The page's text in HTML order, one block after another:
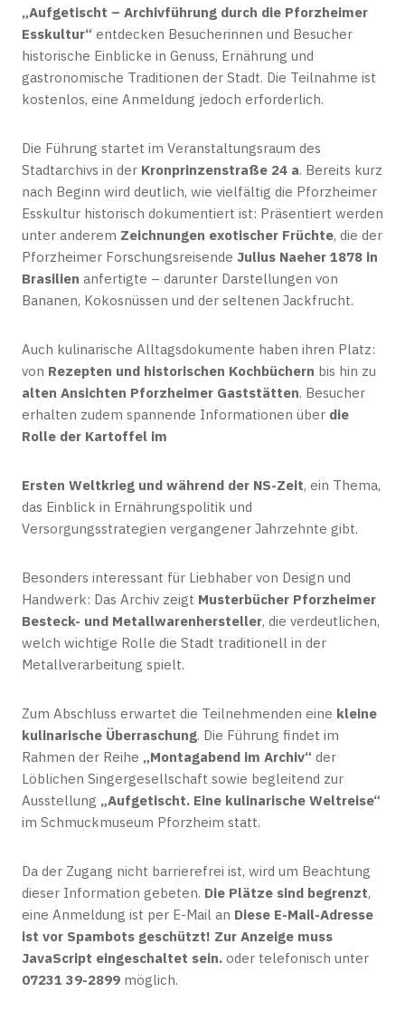
„Aufgetischt – Archivführung durch die Pforzheimer
Esskultur“ entdecken Besucherinnen und Besucher
historische Einblicke in Genuss, Ernährung und
gastronomische Traditionen der Stadt. Die Teilnahme ist
kostenlos, eine Anmeldung jedoch erforderlich.
Die Führung startet im Veranstaltungsraum des
Stadtarchivs in der Kronprinzenstraße 24 a. Bereits kurz
nach Beginn wird deutlich, wie vielfältig die Pforzheimer
Esskultur historisch dokumentiert ist: Präsentiert werden
unter anderem Zeichnungen exotischer Früchte, die der
Pforzheimer Forschungsreisende Julius Naeher 1878 in
Brasilien anfertigte – darunter Darstellungen von
Bananen, Kokosnüssen und der seltenen Jackfrucht.
Auch kulinarische Alltagsdokumente haben ihren Platz:
von Rezepten und historischen Kochbüchern bis hin zu
alten Ansichten Pforzheimer Gaststätten. Besucher
erhalten zudem spannende Informationen über die
Rolle der Kartoffel im
Ersten Weltkrieg und während der NS-Zeit, ein Thema,
das Einblick in Ernährungspolitik und
Versorgungsstrategien vergangener Jahrzehnte gibt.
Besonders interessant für Liebhaber von Design und
Handwerk: Das Archiv zeigt Musterbücher Pforzheimer
Besteck- und Metallwarenhersteller, die verdeutlichen,
welch wichtige Rolle die Stadt traditionell in der
Metallverarbeitung spielt.
Zum Abschluss erwartet die Teilnehmenden eine kleine
kulinarische Überraschung. Die Führung findet im
Rahmen der Reihe „Montagabend im Archiv“ der
Löblichen Singergesellschaft sowie begleitend zur
Ausstellung „Aufgetischt. Eine kulinarische Weltreise“
im Schmuckmuseum Pforzheim statt.
Da der Zugang nicht barrierefrei ist, wird um Beachtung
dieser Information gebeten. Die Plätze sind begrenzt,
eine Anmeldung ist per E-Mail an Diese E-Mail-Adresse
ist vor Spambots geschützt! Zur Anzeige muss
JavaScript eingeschaltet sein. oder telefonisch unter
07231 39-2899 möglich.